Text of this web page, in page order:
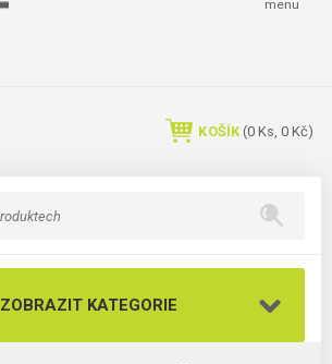
menu
KOŠÍK (0 Ks, 0 Kč)
ZOBRAZIT KATEGORIE